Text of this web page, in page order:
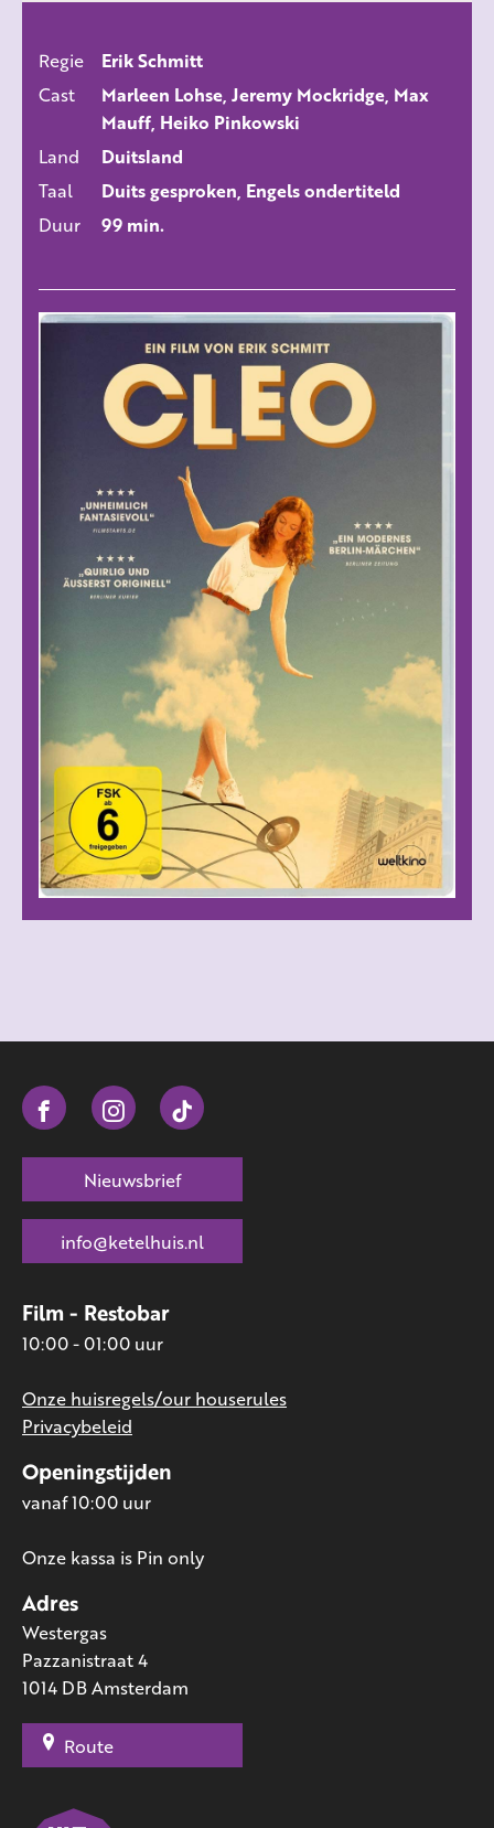
Regie
Erik Schmitt
Cast
Marleen Lohse, Jeremy Mockridge, Max
Mauff, Heiko Pinkowski
Land
Duitsland
Taal
Duits gesproken, Engels ondertiteld
Duur
99 min.
Adres
Westergas
Pazzanistraat 4
1014 DB Amsterdam
Route
Openingstijden
vanaf 10:00 uur
Onze kassa is Pin only
Film - Restobar
10:00 - 01:00 uur
Onze huisregels/our houserules
Privacybeleid
Nieuwsbrief
info@ketelhuis.nl